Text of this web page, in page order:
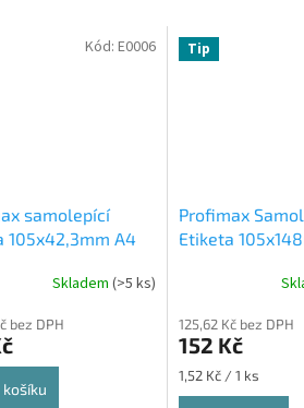
samolepící
105x42,3mm A4
samolepící
Skladem (>5 ks)
bez DPH
košíku
Kód: E0006 Tip
Profimax
Etiketa
Emy
148,5 mm 100
produktu
je
5,0
125,62 Kč bez DPH
152 Kč
Měrná
cena:
1,52 Kč / 1 ks